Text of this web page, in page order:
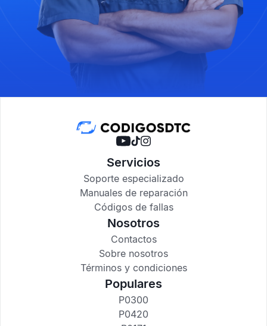
Servicios
Soporte especializado
Manuales de reparación
Códigos de fallas
Nosotros
Contactos
Sobre nosotros
Términos y condiciones
Populares
P0300
P0420